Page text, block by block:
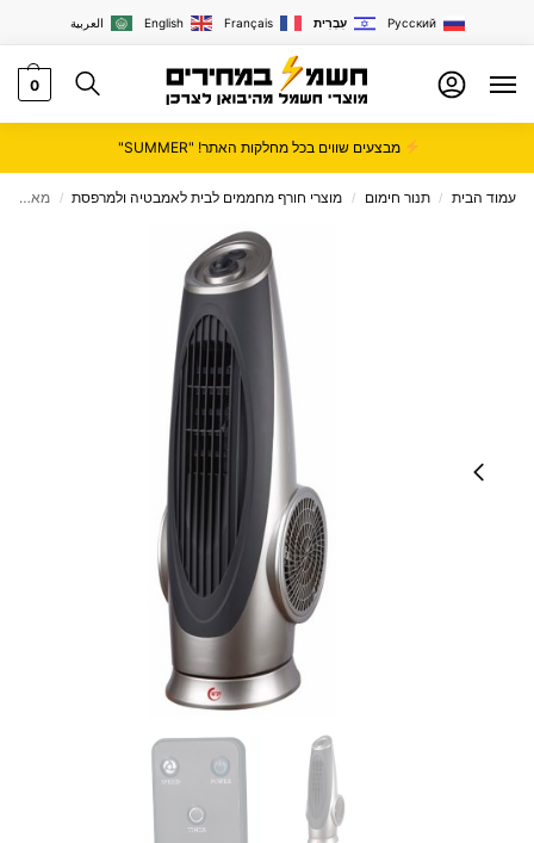
العربية English Français עִבְרִית Русский
0
מבצעים שווים בכל מחלקות האתר! "SUMMER"
עמוד הבית / תנור חימום / מוצרי חורף מחממים לבית לאמבטיה ולמרפסת / מאוורר מגדל Sachs דגם EF-950R כולל שלט רחוק